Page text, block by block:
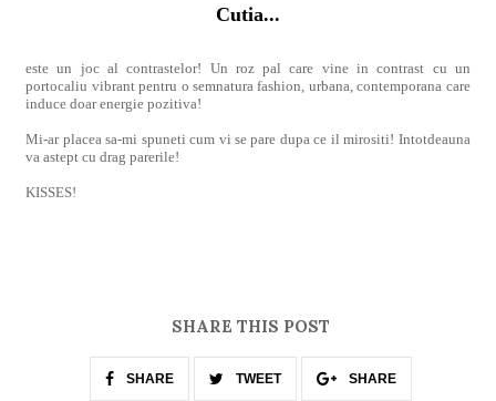
Cutia...
este un joc al contrastelor! Un roz pal care vine in contrast cu un
portocaliu vibrant pentru o semnatura fashion, urbana, contemporana care
induce doar energie pozitiva!
Mi-ar placea sa-mi spuneti cum vi se pare dupa ce il mirositi! Intotdeauna
va astept cu drag parerile!
KISSES!
SHARE THIS POST
SHARE TWEET SHARE